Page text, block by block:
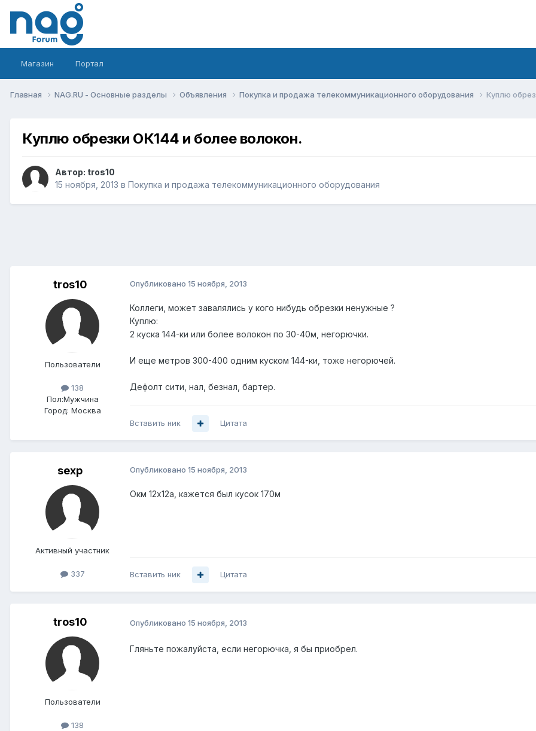
Магазин Портал
Главная NAG.RU - Основные разделы Объявления Покупка и продажа телекоммуникационного оборудования Куплю
Куплю обрезки ОК144 и более волокон.
Автор: tros10
15 ноября, 2013 в Покупка и продажа телекоммуникационного оборудования
tros10
Пользователи
138
Пол:Мужчина
Город: Москва
Опубликовано 15 ноября, 2013
Коллеги, может завалялись у кого нибудь обрезки ненужные ?
Куплю:
2 куска 144-ки или более волокон по 30-40м, негорючки.
И еще метров 300-400 одним куском 144-ки, тоже негорючей.
Дефолт сити, нал, безнал, бартер.
Вставить ник Цитата
sexp
Активный участник
337
Опубликовано 15 ноября, 2013
Окм 12х12а, кажется был кусок 170м
Вставить ник Цитата
tros10
Пользователи
138
Опубликовано 15 ноября, 2013
Гляньте пожалуйста, если негорючка, я бы приобрел.